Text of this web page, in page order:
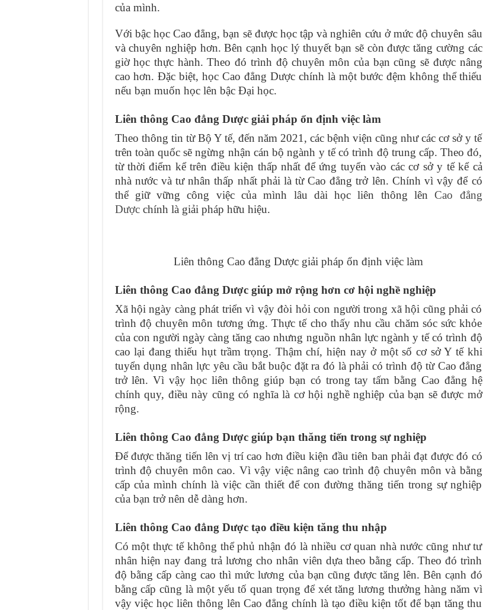
của mình.
Với bậc học Cao đẳng, bạn sẽ được học tập và nghiên cứu ở mức độ chuyên sâu
và chuyên nghiệp hơn. Bên cạnh học lý thuyết bạn sẽ còn được tăng cường các
giờ học thực hành. Theo đó trình độ chuyên môn của bạn cũng sẽ được nâng
cao hơn. Đặc biệt, học Cao đẳng Dược chính là một bước đệm không thể thiếu
nếu bạn muốn học lên bậc Đại học.
Liên thông Cao đẳng Dược giải pháp ổn định việc làm
Theo thông tin từ Bộ Y tế, đến năm 2021, các bệnh viện cũng như các cơ sở y tế
trên toàn quốc sẽ ngừng nhận cán bộ ngành y tế có trình độ trung cấp. Theo đó,
từ thời điểm kể trên điều kiện thấp nhất để ứng tuyển vào các cơ sở y tế kể cả
nhà nước và tư nhân thấp nhất phải là từ Cao đẳng trở lên. Chính vì vậy để có
thể giữ vững công việc của mình lâu dài học liên thông lênCao đẳng
Dượcchính là giải pháp hữu hiệu.
Liên thông Cao đẳng Dược giải pháp ổn định việc làm
Liên thông Cao đẳng Dược giúp mở rộng hơn cơ hội nghề nghiệp
Xã hội ngày càng phát triển vì vậy đòi hỏi con người trong xã hội cũng phải có
trình độ chuyên môn tương ứng. Thực tế cho thấy nhu cầu chăm sóc sức khỏe
của con người ngày càng tăng cao nhưng nguồn nhân lực ngành y tế có trình độ
cao lại đang thiếu hụt trầm trọng. Thậm chí, hiện nay ở một số cơ sở Y tế khi
tuyển dụng nhân lực yêu cầu bắt buộc đặt ra đó là phải có trình độ từ Cao đẳng
trở lên. Vì vậy học liên thông giúp bạn có trong tay tấm bằng Cao đẳng hệ
chính quy, điều này cũng có nghĩa là cơ hội nghề nghiệp của bạn sẽ được mở
rộng.
Liên thông Cao đẳng Dược giúp bạn thăng tiến trong sự nghiệp
Để được thăng tiến lên vị trí cao hơn điều kiện đầu tiên ban phải đạt được đó có
trình độ chuyên môn cao. Vì vậy việc nâng cao trình độ chuyên môn và bằng
cấp của mình chính là việc cần thiết để con đường thăng tiến trong sự nghiệp
của bạn trở nên dễ dàng hơn.
Liên thông Cao đẳng Dược tạo điều kiện tăng thu nhập
Có một thực tế không thể phủ nhận đó là nhiều cơ quan nhà nước cũng như tư
nhân hiện nay đang trả lương cho nhân viên dựa theo bằng cấp. Theo đó trình
độ bằng cấp càng cao thì mức lương của bạn cũng được tăng lên. Bên cạnh đó
bằng cấp cũng là một yếu tố quan trọng để xét tăng lương thưởng hàng năm vì
vậy việc học liên thông lên Cao đẳng chính là tạo điều kiện tốt để bạn tăng thu